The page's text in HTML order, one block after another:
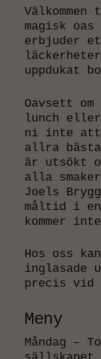
magisk
erbjuder
uppdukat
Oavsett
lunch eller
ni inte att
allra
är utsökt
alla
Joels
måltid i
kommer
Hos oss
inglasade
precis vid
Meny
Måndag –